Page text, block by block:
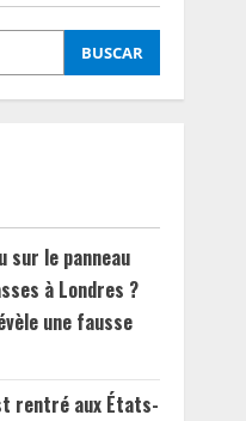
BUSCAR
sur le panneau
à Londres ?
une fausse
rentré aux États-